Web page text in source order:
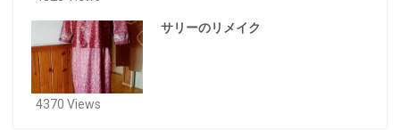
サリーのリメイク
4370 Views